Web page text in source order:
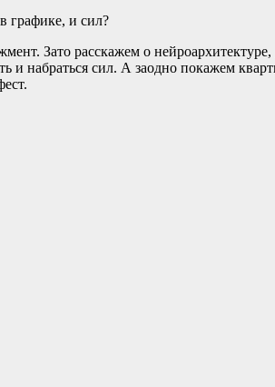
графике, и сил?
Зато расскажем о
набраться сил. А заодно покажем